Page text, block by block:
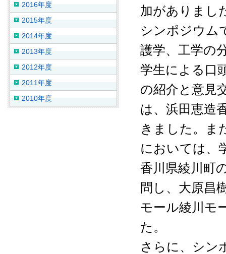
加がありまし
シンポジウム
護学、工学の
学生による口
の紹介と意見
は、浜田恵造
きました。ま
においては、
香川県綾川町
問し、大原昌
モール綾川モ
た。
さらに、シン
2016年度
2015年度
2014年度
2013年度
2012年度
2011年度
2010年度